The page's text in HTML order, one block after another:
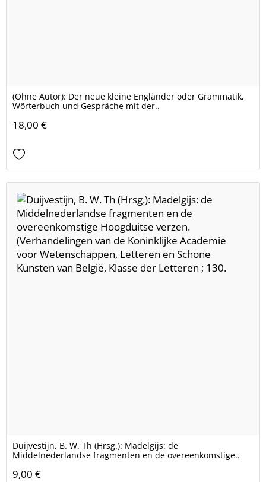
(Ohne Autor): Der neue kleine Engländer oder Grammatik,
Wörterbuch und Gespräche mit der..
18,00 €
Duijvestijn, B. W. Th (Hrsg.): Madelgijs: de
Middelnederlandse fragmenten en de overeenkomstige..
9,00 €